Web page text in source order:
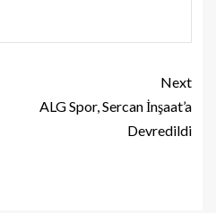
Next
ALG Spor, Sercan İnşaat’a
Devredildi